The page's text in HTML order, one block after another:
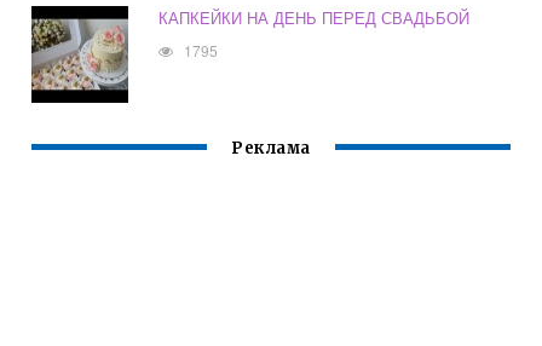
КАПКЕЙКИ НА ДЕНЬ ПЕРЕД СВАДЬБОЙ
1795
Реклама